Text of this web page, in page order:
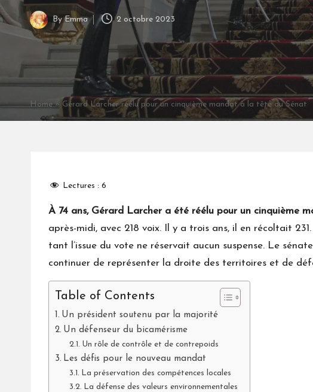
Posted
by
ByEmma 2 octobre 2023
Home» Gérard Larcher réélu pour un cinquième mandat à la tête du Sénat
Lectures : 6
À 74 ans, Gérard Larcher a été réélu pour un cinquième
après-midi, avec 218 voix. Il y a trois ans, il en récoltait
tant l’issue du vote ne réservait aucun suspense. Le
continuer de représenter la droite des territoires et de
Table of Contents
Un président soutenu par la majorité
Un défenseur du bicamérisme
Un rôle de contrôle et de contrepoids
Les défis pour le nouveau mandat
La préservation des compétences locales
La défense des valeurs environnementales